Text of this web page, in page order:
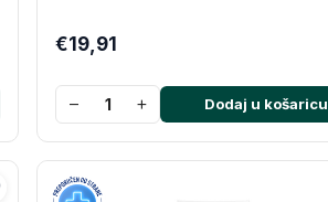
€19,91
− + Dodaj u košaricu